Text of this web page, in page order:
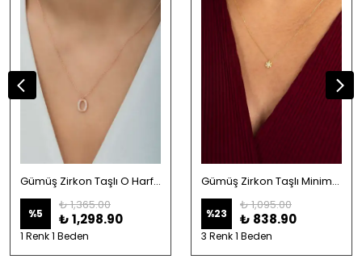
Gümüş Zirkon Taşlı O Harfi Kolye
%5
₺ 1,365.00
₺ 1,298.90
1 Renk 1 Beden
Gümüş Zirkon Taşlı Minimal Kar Tanesi Gold Kolye
%23
₺ 1,095.00
₺ 838.90
3 Renk 1 Beden